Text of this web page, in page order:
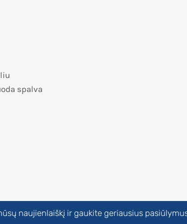
spalva
naujienlaiškį ir gaukite geriausius